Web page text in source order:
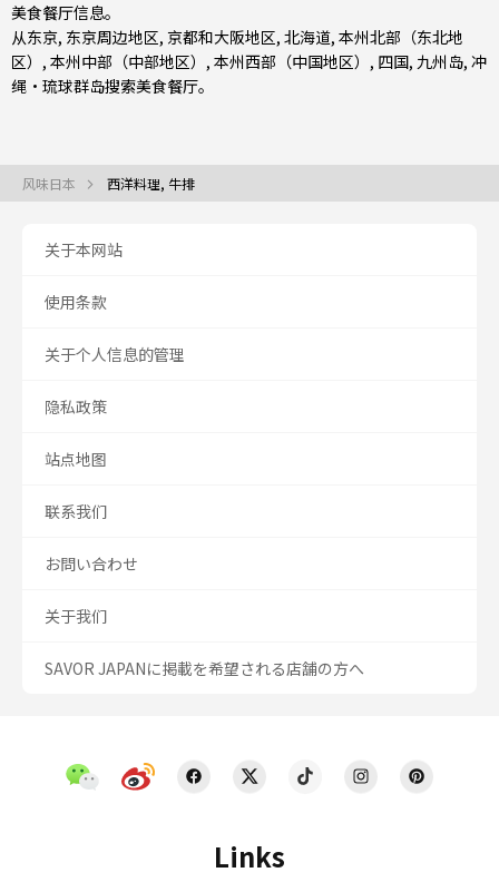
美食餐厅信息。
从东京, 东京周边地区, 京都和大阪地区, 北海道, 本州北部（东北地
区） , 本州中部（中部地区） , 本州西部（中国地区） , 四国, 九州岛, 冲
绳・琉球群岛搜索美食餐厅。
风味日本 西洋料理, 牛排
Links
关于本网站
使用条款
关于个人信息的管理
隐私政策
站点地图
联系我们
お問い合わせ
关于我们
SAVOR JAPANに掲載を希望される店舗の方へ